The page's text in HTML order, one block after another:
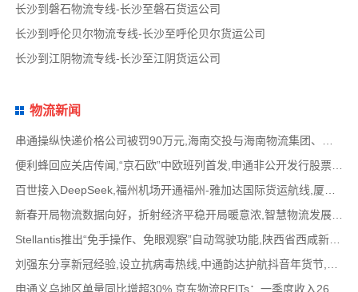
长沙到磐石物流专线-长沙至磐石货运公司
长沙到呼伦贝尔物流专线-长沙至呼伦贝尔货运公司
长沙到江阴物流专线-长沙至江阴货运公司
物流新闻
便利蜂回应关店传闻,“京石欧”中欧班列首发,申通非公开发行股票方案失效,老挝中通和老挝
百世接入DeepSeek,福州机场开通福州-雅加达国际货运航线,厦门拟立法保障网约配送员劳动权益
新春开局物流数据向好，折射经济平稳开局暖意浓,智慧物流发展迅猛，新一代信息技术深度融
Stellantis推出“免手操作、免眼观察”自动驾驶功能,陕西省西咸新区公示首批智能网联道路测试